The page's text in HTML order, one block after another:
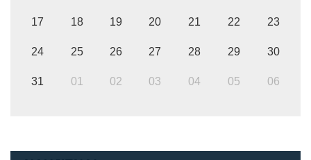
17 18 19 20 21 22 23
24 25 26 27 28 29 30
31 01 02 03 04 05 06